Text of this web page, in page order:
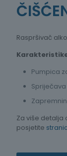
Raspršivač
Pumpica
Za više detalja
posjetite